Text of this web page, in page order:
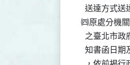
送達方式
㈣原處分機
之臺北市
知書函日